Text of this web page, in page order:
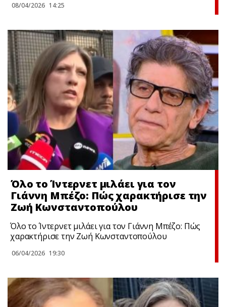
08/04/2026 14:25
Όλο το Ίντερνετ μιλάει για τον
Γιάννη Μπέζο: Πώς χαρακτήρισε την
Ζωή Κωνσταντοπούλου
Όλο το Ίντερνετ μιλάει για τον Γιάννη Μπέζο: Πώς
χαρακτήρισε την Ζωή Κωνσταντοπούλου
06/04/2026 19:30